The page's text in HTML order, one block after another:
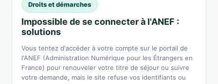
Droits et démarches
Impossible de se connecter à l'ANEF :
solutions
Vous tentez d'accéder à votre compte sur le portail de
l'ANEF (Administration Numérique pour les Étrangers en
France) pour renouveler votre titre de séjour ou suivre
votre demande, mais le site refuse vos identifiants ou